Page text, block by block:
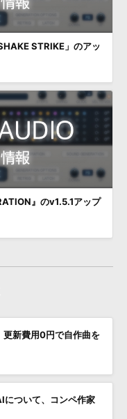
STRIKE」のアッ
』のv1.5.1アップ
更新費用0円で自作曲を
について、コンペ作家